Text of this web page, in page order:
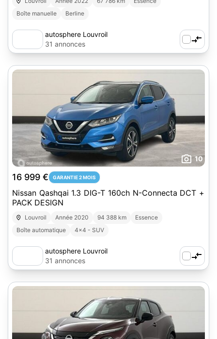
Boîte manuelle
Berline
autosphere Louvroil
31 annonces
10
16 999 € GARANTIE 2 MOIS
Nissan Qashqai 1.3 DIG-T 160ch N-Connecta DCT +
PACK DESIGN
Louvroil Année 2020 94 388 km
Essence
Boîte automatique
4x4 - SUV
autosphere Louvroil
31 annonces